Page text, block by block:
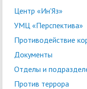
Центр «Ин'Яз»
УМЦ «Перспектива»
Противодействие
Документы
Отделы и
Против террора